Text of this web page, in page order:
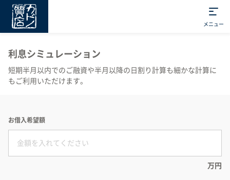
メニュー
利息シミュレーション
短期半月以内でのご融資や半月以降の日割り計算も細かな計算に
もご利用いただけます。
お借入希望額
万円